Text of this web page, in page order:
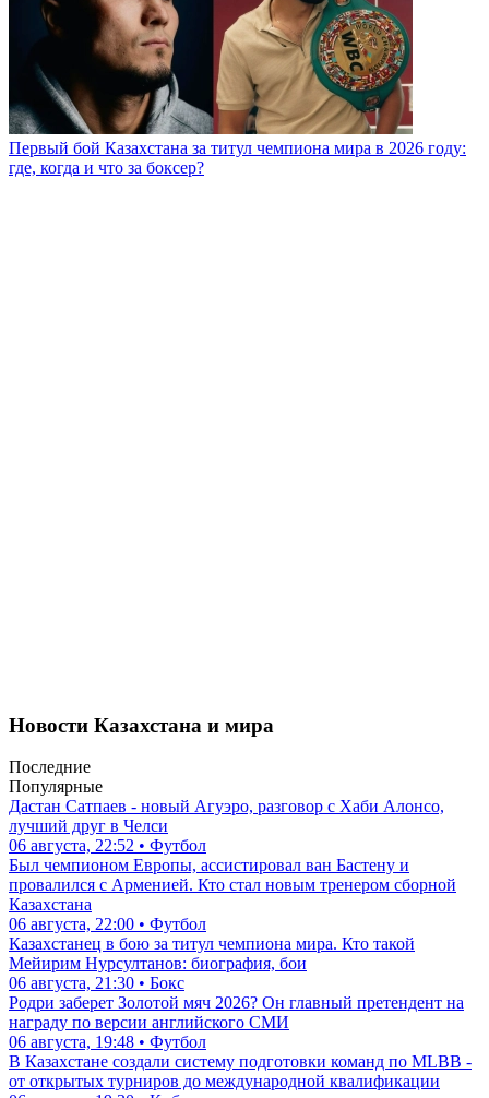
Первый бой Казахстана за титул чемпиона мира в 2026 году:
где, когда и что за боксер?
Новости Казахстана и мира
Последние
Популярные
Дастан Сатпаев - новый Агуэро, разговор с Хаби Алонсо,
лучший друг в Челси
06 августа, 22:52 • Футбол
Был чемпионом Европы, ассистировал ван Бастену и
провалился с Арменией. Кто стал новым тренером сборной
Казахстана
06 августа, 22:00 • Футбол
Казахстанец в бою за титул чемпиона мира. Кто такой
Мейирим Нурсултанов: биография, бои
06 августа, 21:30 • Бокс
Родри заберет Золотой мяч 2026? Он главный претендент на
награду по версии английского СМИ
06 августа, 19:48 • Футбол
В Казахстане создали систему подготовки команд по MLBB -
от открытых турниров до международной квалификации